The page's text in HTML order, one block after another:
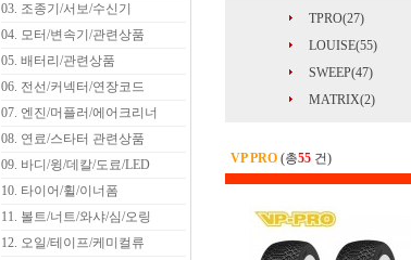
03. 조종기/서보/수신기
04. 모터/변속기/관련상품
05. 배터리/관련상품
06. 전선/커넥터/연장코드
07. 엔진/머플러/에어크리너
08. 연료/스타터 관련상품
09. 바디/윙/데칼/도료/LED
10. 타이어/휠/이너폼
11. 볼트/너트/와샤/심/오링
12. 오일/테이프/케미컬류
TPRO(27)
LOUISE(55)
SWEEP(47)
MATRIX(2)
VP PRO (총55 건)